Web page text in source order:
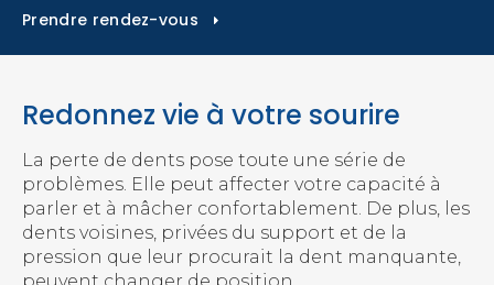
Prendre rendez-vous
Redonnez vie à votre sourire
La perte de dents pose toute une série de
problèmes. Elle peut affecter votre capacité à
parler et à mâcher confortablement. De plus, les
dents voisines, privées du support et de la
pression que leur procurait la dent manquante,